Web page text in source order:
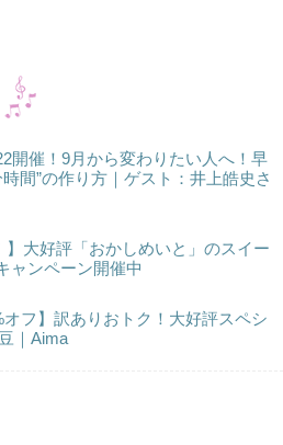
開催！9月から変わりたい人へ！早
間”の作り方｜ゲスト：井上皓史さ
】大好評「おかしめいと」のスイー
ャンペーン開催中
オフ】訳ありおトク！大好評スペシ
｜Aima